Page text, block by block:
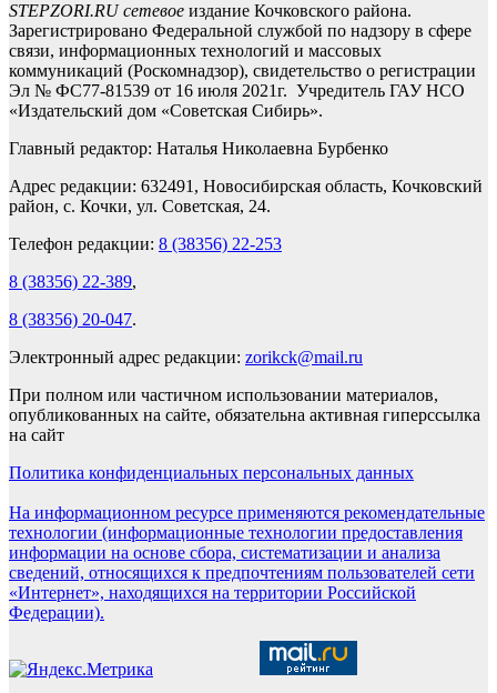
STEPZORI.RU сетевое издание Кочковского района.
Зарегистрировано Федеральной службой по надзору в сфере
связи, информационных технологий и массовых
коммуникаций (Роскомнадзор), свидетельство о регистрации
Эл № ФС77-81539 от 16 июля 2021г. Учредитель ГАУ НСО
«Издательский дом «Советская Сибирь».
Главный редактор: Наталья Николаевна Бурбенко
Адрес редакции: 632491, Новосибирская область, Кочковский
район, с. Кочки, ул. Советская, 24.
Телефон редакции: 8 (38356) 22-253
8 (38356) 22-389,
8 (38356) 20-047.
Электронный адрес редакции: zorikck@mail.ru
При полном или частичном использовании материалов,
опубликованных на сайте, обязательна активная гиперссылка
на сайт
Политика конфиденциальных персональных данных
На информационном ресурсе применяются рекомендательные
технологии (информационные технологии предоставления
информации на основе сбора, систематизации и анализа
сведений, относящихся к предпочтениям пользователей сети
«Интернет», находящихся на территории Российской
Федерации).